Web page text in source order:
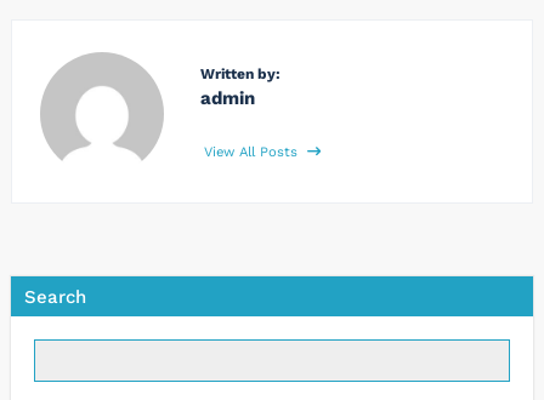
Written by:
admin
View All Posts
Search